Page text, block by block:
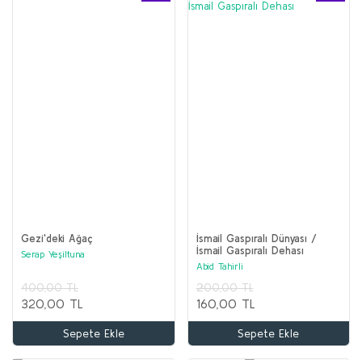
Gezi'deki Ağaç
Serap Yeşiltuna
400,00 TL
320,00 TL
Sepete Ekle
İsmail Gaspıralı Dünyası /
İsmail Gaspıralı Dehası
Abid Tahirli
200,00 TL
160,00 TL
Sepete Ekle